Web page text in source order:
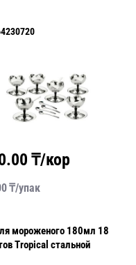
₸/кор
₸/упак
мороженого 180мл 18
Tropical стальной